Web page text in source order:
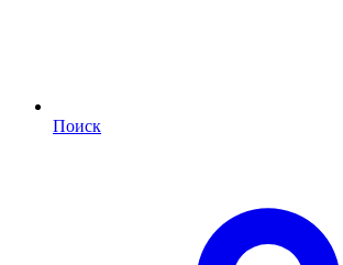
Поиск